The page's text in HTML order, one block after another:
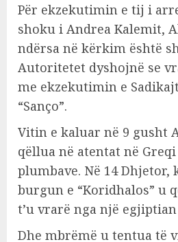
Për ekzekutimin e tij i
shoku i Andrea Kalemit,
ndërsa në kërkim është
Autoritetet dyshojnë se
me ekzekutimin e
“Sanço”.
Vitin e kaluar në 9 gusht
qëllua në atentat në
plumbave. Në 14 Dhjetor,
burgun e “Koridhalos” u
t’u vrarë nga një
Dhe mbrëmë u tentua të